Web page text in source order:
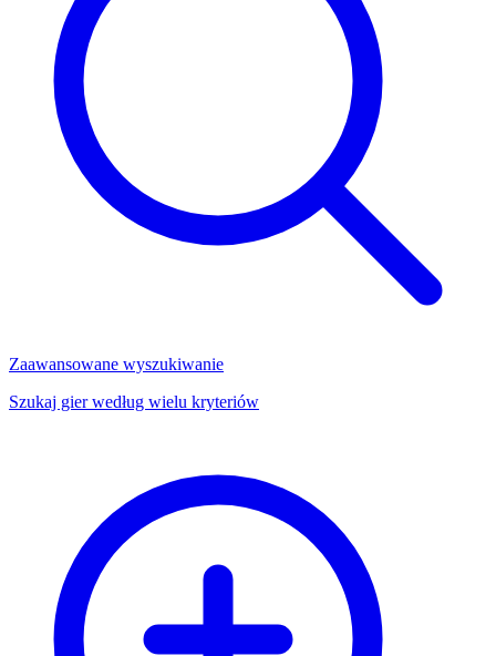
Zaawansowane wyszukiwanie
Szukaj gier według wielu kryteriów